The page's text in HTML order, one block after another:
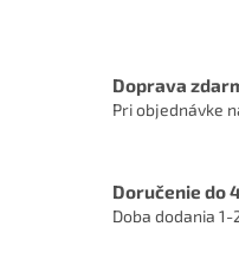
Doprava
Pri objednávke
Doručenie do
Doba dodania